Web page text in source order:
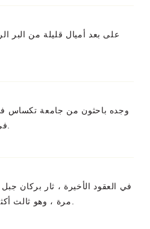
على بعد أميال قليلة من البر
وجده باحثون من جامعة تكساس